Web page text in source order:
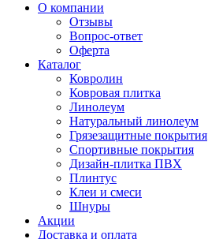
О компании
Отзывы
Вопрос-ответ
Оферта
Каталог
Ковролин
Ковровая плитка
Линолеум
Натуральный линолеум
Грязезащитные покрытия
Спортивные покрытия
Дизайн-плитка ПВХ
Плинтус
Клеи и смеси
Шнуры
Акции
Доставка и оплата